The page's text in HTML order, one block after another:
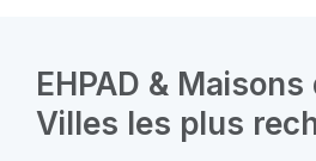
EHPAD &
Villes les plus